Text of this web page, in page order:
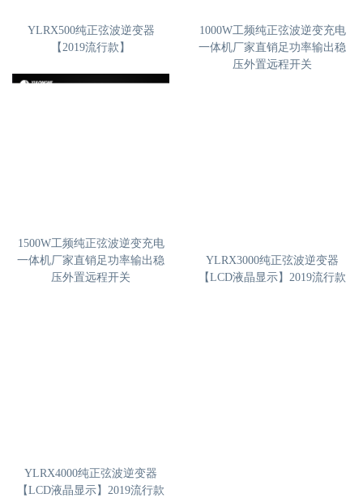
YLRX500纯正弦波逆变器
【2019流行款】
1000W工频纯正弦波逆变充电
一体机厂家直销足功率输出稳
压外置远程开关
1500W工频纯正弦波逆变充电
一体机厂家直销足功率输出稳
压外置远程开关
YLRX3000纯正弦波逆变器
【LCD液晶显示】2019流行款
YLRX4000纯正弦波逆变器
【LCD液晶显示】2019流行款